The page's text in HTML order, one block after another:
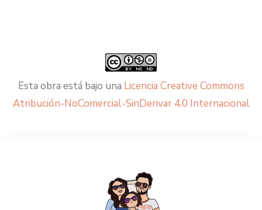
Esta obra está bajo una Licencia Creative Commons
Atribución-NoComercial-SinDerivar 4.0 Internacional